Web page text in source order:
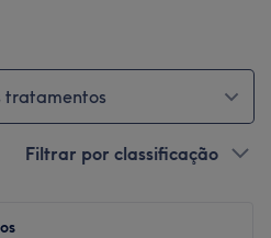
tratamentos
Filtrar por classificação